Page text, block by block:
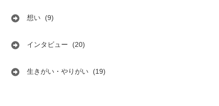
想い (9)
インタビュー (20)
生きがい・やりがい (19)